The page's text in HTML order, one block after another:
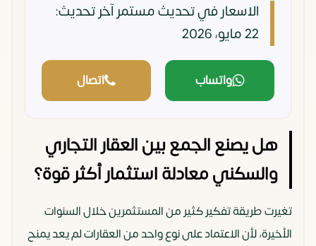
الاسعار في تحديث مستمرآخر تحديث:
22 مايو، 2026
واتساب اتصال
هل يصنع الجمع بين العقار التجاري
والسكني معادلة استثمار أكثر قوة؟
تغيرت طريقة تفكير كثير من المستثمرين خلال السنوات
الأخيرة، لأن الاعتماد على نوع واحد من العقارات لم يعد يمنح